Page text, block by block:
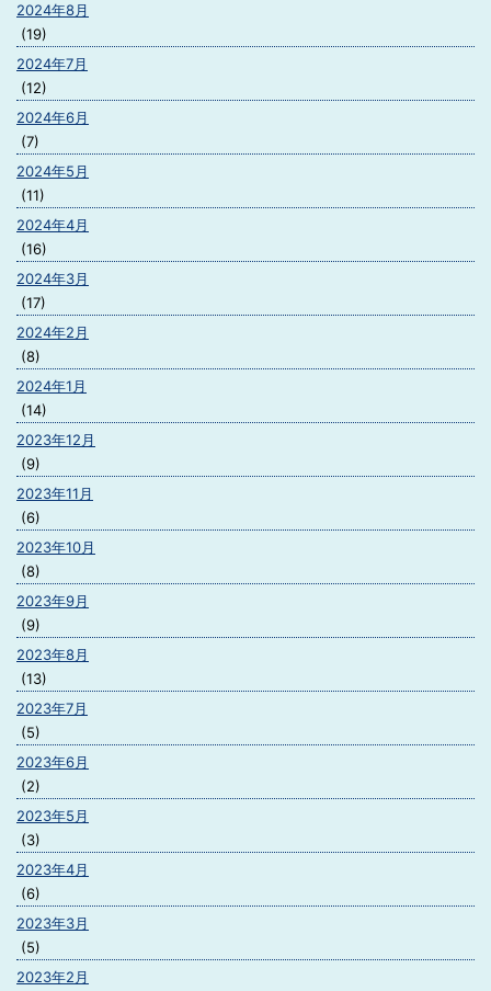
2024年8月
(19)
2024年7月
(12)
2024年6月
(7)
2024年5月
(11)
2024年4月
(16)
2024年3月
(17)
2024年2月
(8)
2024年1月
(14)
2023年12月
(9)
2023年11月
(6)
2023年10月
(8)
2023年9月
(9)
2023年8月
(13)
2023年7月
(5)
2023年6月
(2)
2023年5月
(3)
2023年4月
(6)
2023年3月
(5)
2023年2月